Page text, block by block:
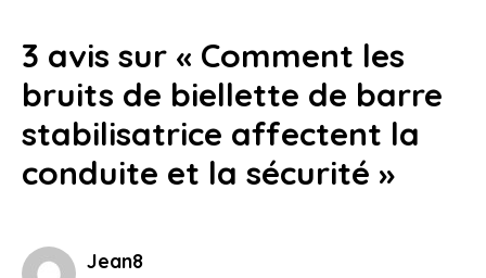
3 avis sur « Comment les
bruits de biellette de barre
stabilisatrice affectent la
conduite et la sécurité »
Jean8